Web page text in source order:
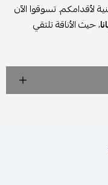
لأقدامكم. تسوقوا الآن
، حيث الأناقة تلتقي